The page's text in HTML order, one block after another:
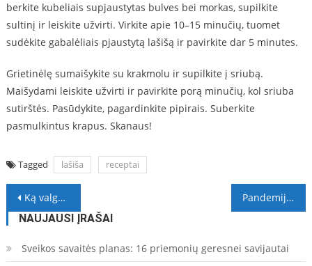
berkite kubeliais supjaustytas bulves bei morkas, supilkite
sultinį ir leiskite užvirti. Virkite apie 10–15 minučių, tuomet
sudėkite gabalėliais pjaustytą lašišą ir pavirkite dar 5 minutes.
Grietinėlę sumaišykite su krakmolu ir supilkite į sriubą.
Maišydami leiskite užvirti ir pavirkite porą minučių, kol sriuba
sutirštės. Pasūdykite, pagardinkite pipirais. Suberkite
pasmulkintus krapus. Skanaus!
Tagged lašiša receptai
Navigacija
tarp
įrašų
Ką valgyti susirgus? Dietistės V. Kurpienės patarimai
Pandemija – ne priežastis atidėlioti skiepus nuo erkinio encefalito
NAUJAUSI ĮRAŠAI
Sveikos savaitės planas: 16 priemonių geresnei savijautai